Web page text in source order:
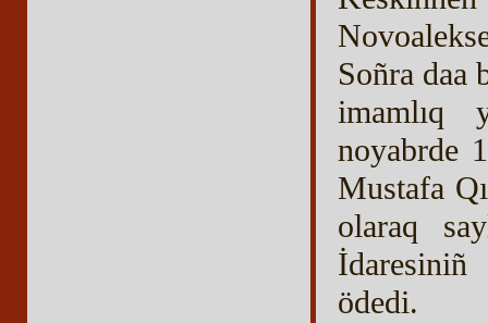
Soñra daa
imamlıq
noyabrde
Mustafa
olaraq
ödedi.